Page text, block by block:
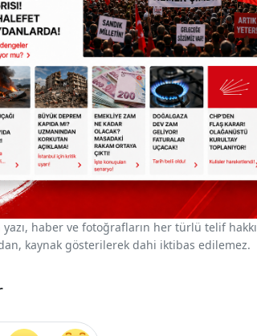
haber ve fotoğrafların her türlü telif hakkı
kaynak gösterilerek dahi iktibas edilemez.